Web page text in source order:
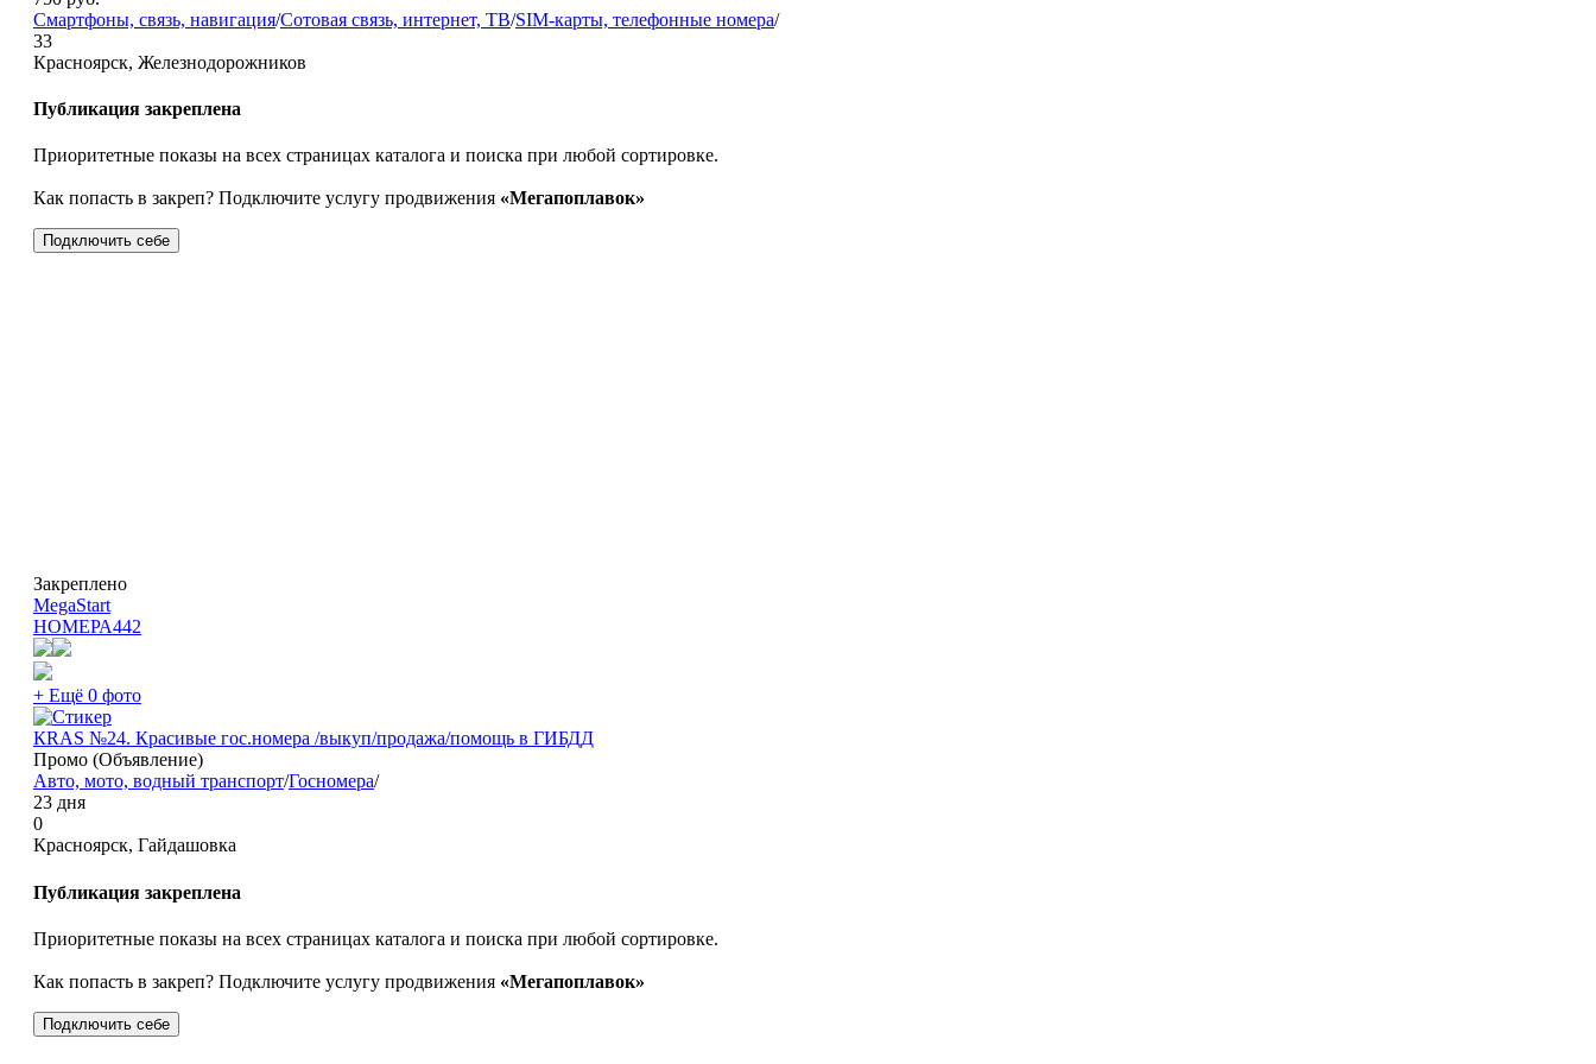
Смартфоны, связь, навигация/Сотовая связь, интернет, ТВ/SIM-карты, телефонные номера/
33
Красноярск, Железнодорожников
Публикация закреплена
Приоритетные показы на всех страницах каталога и поиска при любой сортировке.
Как попасть в закреп? Подключите услугу продвижения «Мегапоплавок»
Подключить себе
Закреплено
MegaStart
НОМЕРА442
+ Ещё 0 фото
КRAS №24. Красивые гос.номера /выкуп/продажа/помощь в ГИБДД
Промо (Объявление)
Авто, мото, водный транспорт/Госномера/
23 дня
0
Красноярск, Гайдашовка
Публикация закреплена
Приоритетные показы на всех страницах каталога и поиска при любой сортировке.
Как попасть в закреп? Подключите услугу продвижения «Мегапоплавок»
Подключить себе